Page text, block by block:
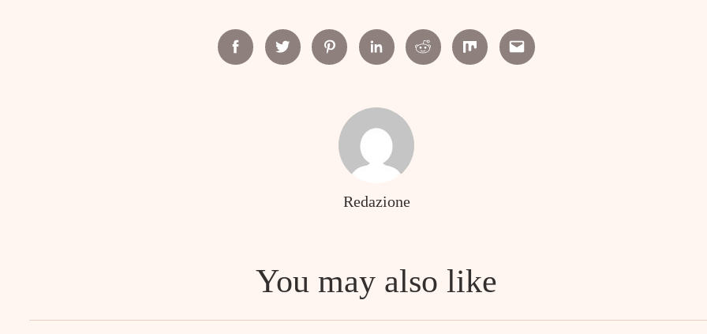
FacebookTwitter PinterestLinkedinReddit Mix Email
Redazione
You may also like